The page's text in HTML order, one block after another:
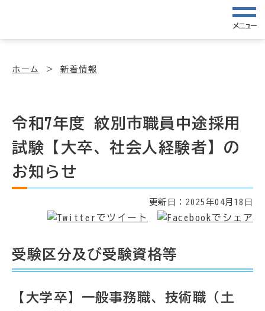
メニュー
ホーム 新着情報
令和7年度 紋別市職員中途採用
試験【大卒、社会人経験者】の
お知らせ
更新日： 2025年04月18日
受験区分及び受験資格等
【大学卒】一般事務職、技術職（土